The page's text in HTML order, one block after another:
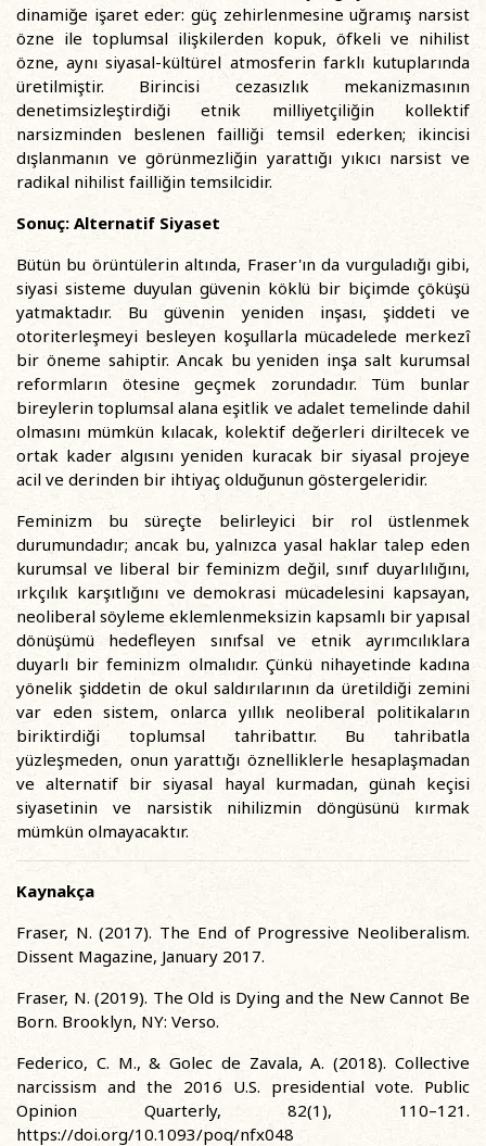
dinamiğe işaret eder: güç zehirlenmesine uğramış narsist
özne ile toplumsal ilişkilerden kopuk, öfkeli ve nihilist
özne, aynı siyasal-kültürel atmosferin farklı kutuplarında
üretilmiştir. Birincisi cezasızlık mekanizmasının
denetimsizleştirdiği etnik milliyetçiliğin kollektif
narsizminden beslenen failliği temsil ederken; ikincisi
dışlanmanın ve görünmezliğin yarattığı yıkıcı narsist ve
radikal nihilist failliğin temsilcidir.
Sonuç: Alternatif Siyaset
Bütün bu örüntülerin altında, Fraser'ın da vurguladığı gibi,
siyasi sisteme duyulan güvenin köklü bir biçimde çöküşü
yatmaktadır. Bu güvenin yeniden inşası, şiddeti ve
otoriterleşmeyi besleyen koşullarla mücadelede merkezî
bir öneme sahiptir. Ancak bu yeniden inşa salt kurumsal
reformların ötesine geçmek zorundadır. Tüm bunlar
bireylerin toplumsal alana eşitlik ve adalet temelinde dahil
olmasını mümkün kılacak, kolektif değerleri diriltecek ve
ortak kader algısını yeniden kuracak bir siyasal projeye
acil ve derinden bir ihtiyaç olduğunun göstergeleridir.
Feminizm bu süreçte belirleyici bir rol üstlenmek
durumundadır; ancak bu, yalnızca yasal haklar talep eden
kurumsal ve liberal bir feminizm değil, sınıf duyarlılığını,
ırkçılık karşıtlığını ve demokrasi mücadelesini kapsayan,
neoliberal söyleme eklemlenmeksizin kapsamlı bir yapısal
dönüşümü hedefleyen sınıfsal ve etnik ayrımcılıklara
duyarlı bir feminizm olmalıdır. Çünkü nihayetinde kadına
yönelik şiddetin de okul saldırılarının da üretildiği zemini
var eden sistem, onlarca yıllık neoliberal politikaların
biriktirdiği toplumsal tahribattır. Bu tahribatla
yüzleşmeden, onun yarattığı öznelliklerle hesaplaşmadan
ve alternatif bir siyasal hayal kurmadan, günah keçisi
siyasetinin ve narsistik nihilizmin döngüsünü kırmak
mümkün olmayacaktır.
Kaynakça
Fraser, N. (2017). The End of Progressive Neoliberalism.
Dissent Magazine, January 2017.
Fraser, N. (2019). The Old is Dying and the New Cannot Be
Born. Brooklyn, NY: Verso.
Federico, C. M., & Golec de Zavala, A. (2018). Collective
narcissism and the 2016 U.S. presidential vote. Public
Opinion Quarterly, 82(1), 110–121.
https://doi.org/10.1093/poq/nfx048